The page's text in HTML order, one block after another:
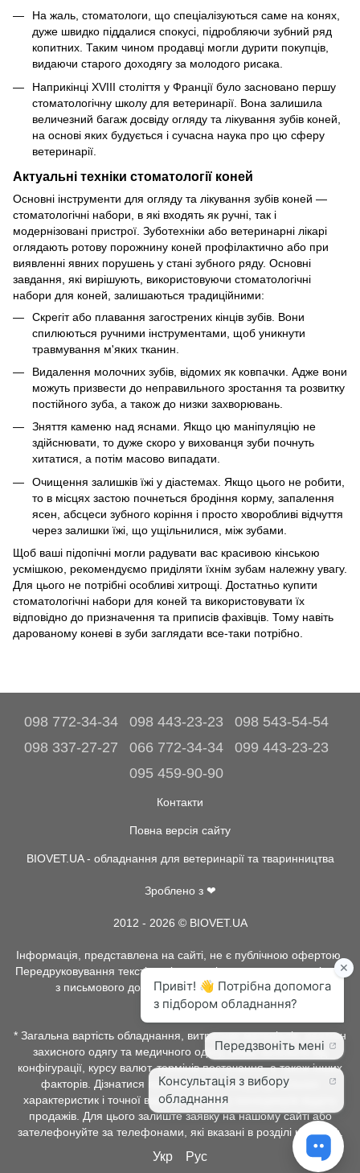
На жаль, стоматологи, що спеціалізуються саме на конях,
дуже швидко піддалися спокусі, підробляючи зубний ряд
копитних. Таким чином продавці могли дурити покупців,
видаючи старого доходягу за молодого рисака.
Наприкінці XVIII століття у Франції було засновано першу
стоматологічну школу для ветеринарії. Вона залишила
величезний багаж досвіду огляду та лікування зубів коней,
на основі яких будується і сучасна наука про цю сферу
ветеринарії.
Актуальні техніки стоматології коней
Основні інструменти для огляду та лікування зубів коней —
стоматологічні набори, в які входять як ручні, так і
модернізовані пристрої. Зуботехніки або ветеринарні лікарі
оглядають ротову порожнину коней профілактично або при
виявленні явних порушень у стані зубного ряду. Основні
завдання, які вирішують, використовуючи стоматологічні
набори для коней, залишаються традиційними:
Скрегіт або плавання загострених кінців зубів. Вони
спилюються ручними інструментами, щоб уникнути
травмування м'яких тканин.
Видалення молочних зубів, відомих як ковпачки. Адже вони
можуть призвести до неправильного зростання та розвитку
постійного зуба, а також до низки захворювань.
Зняття каменю над яснами. Якщо цю маніпуляцію не
здійснювати, то дуже скоро у вихованця зуби почнуть
хитатися, а потім масово випадати.
Очищення залишків їжі у діастемах. Якщо цього не робити,
то в місцях застою почнеться бродіння корму, запалення
ясен, абсцеси зубного коріння і просто хворобливі відчуття
через залишки їжі, що ущільнилися, між зубами.
Щоб ваші підопічні могли радувати вас красивою кінською
усмішкою, рекомендуємо приділяти їхнім зубам належну увагу.
Для цього не потрібні особливі хитрощі. Достатньо купити
стоматологічні набори для коней та використовувати їх
відповідно до призначення та приписів фахівців. Тому навіть
дарованому коневі в зуби заглядати все-таки потрібно.
098 772-34-34 098 443-23-23
098 543-54-54
098 337-27-27
066 772-34-34
099 443-23-23
095 459-90-90
Контакти
Повна версія сайту
BIOVET.UA - обладнання для ветеринарії та тваринництва
Зроблено з ❤
2012 - 2026 © BIOVET.UA
Інформація, представлена на сайті, не є публічною офертою.
Передруковування текстів та інше копіювання, можливо тільки
з письмового дозволу адміністрації BIOVET.UA.
* Загальна вартість обладнання, витратних матеріалів, рентген
захисного одягу та медичного одягу, може залежати від
конфігурації, курсу валют, термінів постачання, а також інших
факторів. Дізнатися про наявність товару, детальних
характеристик і точної вартості можна у менеджерів відділу
продажів. Для цього залиште заявку на нашому сайті або
зателефонуйте за телефонами, які вказані в розділі контакти.
Укр Рус